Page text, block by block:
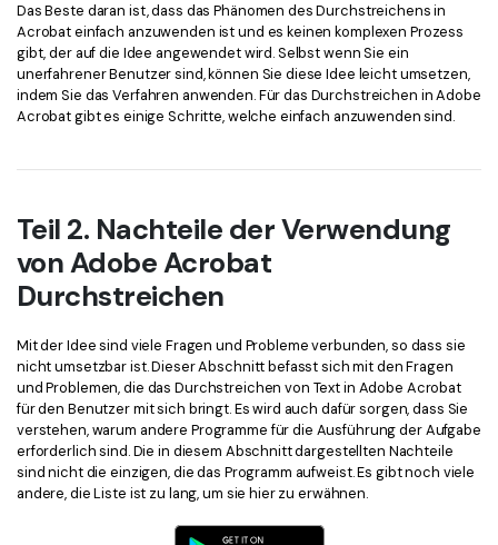
Das Beste daran ist, dass das Phänomen des Durchstreichens in
Acrobat einfach anzuwenden ist und es keinen komplexen Prozess
gibt, der auf die Idee angewendet wird. Selbst wenn Sie ein
unerfahrener Benutzer sind, können Sie diese Idee leicht umsetzen,
indem Sie das Verfahren anwenden. Für das Durchstreichen in Adobe
Acrobat gibt es einige Schritte, welche einfach anzuwenden sind.
Teil 2. Nachteile der Verwendung
von Adobe Acrobat
Durchstreichen
Mit der Idee sind viele Fragen und Probleme verbunden, so dass sie
nicht umsetzbar ist. Dieser Abschnitt befasst sich mit den Fragen
und Problemen, die das Durchstreichen von Text in Adobe Acrobat
für den Benutzer mit sich bringt. Es wird auch dafür sorgen, dass Sie
verstehen, warum andere Programme für die Ausführung der Aufgabe
erforderlich sind. Die in diesem Abschnitt dargestellten Nachteile
sind nicht die einzigen, die das Programm aufweist. Es gibt noch viele
andere, die Liste ist zu lang, um sie hier zu erwähnen.